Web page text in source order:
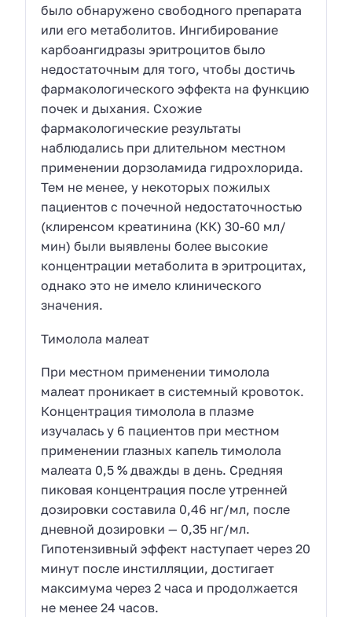
было обнаружено свободного препарата
или его метаболитов. Ингибирование
карбоангидразы эритроцитов было
недостаточным для того, чтобы достичь
фармакологического эффекта на функцию
почек и дыхания. Схожие
фармакологические результаты
наблюдались при длительном местном
применении дорзоламида гидрохлорида.
Тем не менее, у некоторых пожилых
пациентов с почечной недостаточностью
(клиренсом креатинина (КК) 30-60 мл/
мин) были выявлены более высокие
концентрации метаболита в эритроцитах,
однако это не имело клинического
значения.
Тимолола малеат
При местном применении тимолола
малеат проникает в системный кровоток.
Концентрация тимолола в плазме
изучалась у 6 пациентов при местном
применении глазных капель тимолола
малеата 0,5 % дважды в день. Средняя
пиковая концентрация после утренней
дозировки составила 0,46 нг/мл, после
дневной дозировки — 0,35 нг/мл.
Гипотензивный эффект наступает через 20
минут после инстилляции, достигает
максимума через 2 часа и продолжается
не менее 24 часов.